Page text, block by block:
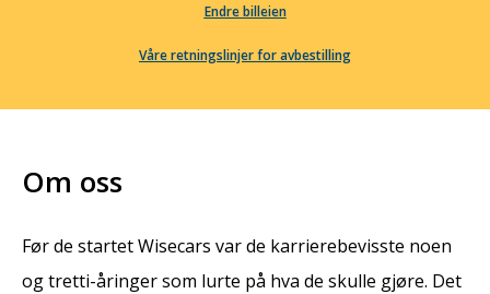
Endre billeien
Våre retningslinjer for avbestilling
Om oss
Før de startet Wisecars var de karrierebevisste noen
og tretti-åringer som lurte på hva de skulle gjøre. Det